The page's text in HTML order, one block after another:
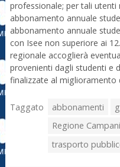
professionale; per tali
abbonamento annuale
abbonamento annuale
con Isee non superiore ai
regionale accoglierà
provenienti dagli studenti e
finalizzate al miglioramento
Taggato abbonamenti
Regione
trasporto